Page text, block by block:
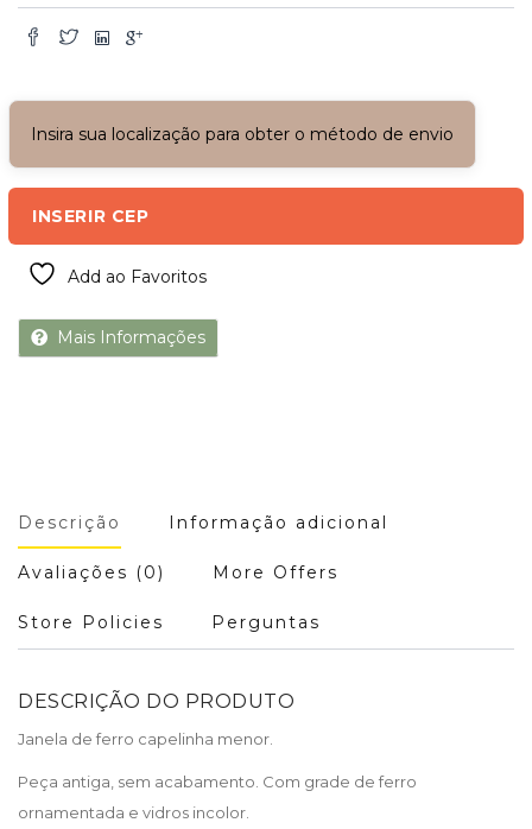
Insira sua localização para obter o método de envio
INSERIR CEP
Add ao Favoritos
Mais Informações
Descrição Informação adicional
Avaliações (0) More Offers
Store Policies Perguntas
DESCRIÇÃO DO PRODUTO
Janela de ferro capelinha menor.
Peça antiga, sem acabamento. Com grade de ferro
ornamentada e vidros incolor.